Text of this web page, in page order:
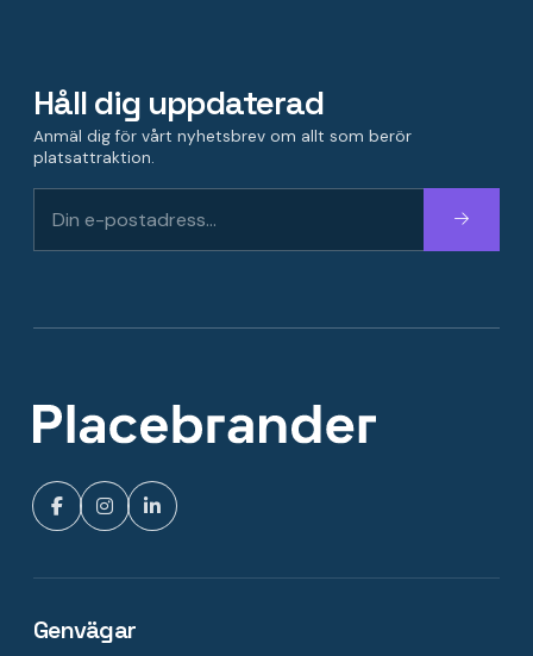
Håll dig uppdaterad
Anmäl dig för vårt nyhetsbrev om allt som berör
platsattraktion.
Fortsätt
Genvägar